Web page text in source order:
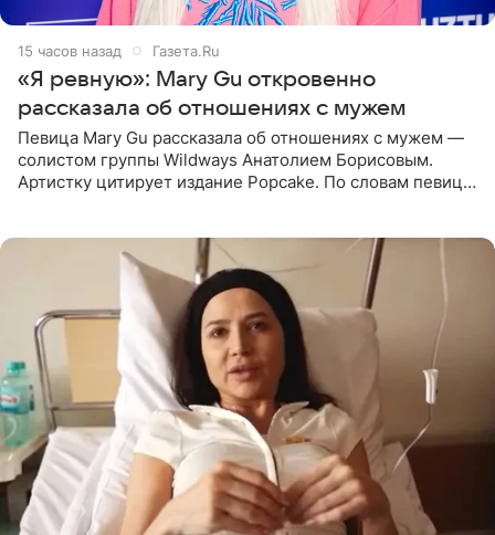
15 часов назад Газета.Ru
«Я ревную»: Mary Gu откровенно
рассказала об отношениях с мужем
Певица Mary Gu рассказала об отношениях с мужем —
солистом группы Wildways Анатолием Борисовым.
Артистку цитирует издание Popcake. По словам певицы,